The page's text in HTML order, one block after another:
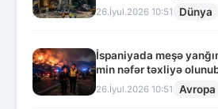
26.İyul.2026 10:51 Dünya
İspaniyada meşə
min nəfər təxliyə
26.İyul.2026 10:51 Avropa